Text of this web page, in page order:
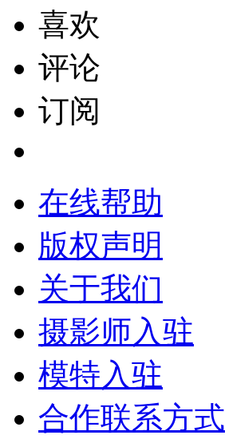
喜欢
评论
订阅
在线帮助
版权声明
关于我们
摄影师入驻
模特入驻
合作联系方式